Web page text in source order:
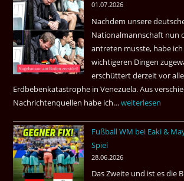
2026
Thai
Airways
nonstop
nach
Amsterdam.
01.07.2026
Nachdem unsere
Nationalmannschaft nun
antreten musste, habe
wichtigeren Dingen
erschüttert derzeit vor
Erdbebenkatastrophe in Venezuela. Aus
Nachrichtenquellen habe ich…Erdbeben
Venezuela
weiterlesen
Fußball WM bei Eaki &
Spiel
28.06.2026
Das Zweite und ist es die